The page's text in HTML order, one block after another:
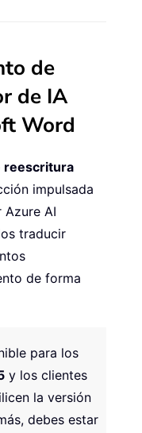
de
de IA
Word
reescritura
impulsada
Azure AI
traducir
de forma
para los
y los clientes
la versión
debes estar